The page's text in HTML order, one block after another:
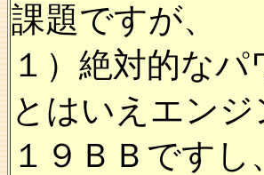
課題ですが、
１）絶対的な
とはいえエン
１９ＢＢですし